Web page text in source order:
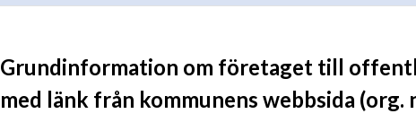
Grundinformation om företaget till
med länk från kommunens webbsida (org.